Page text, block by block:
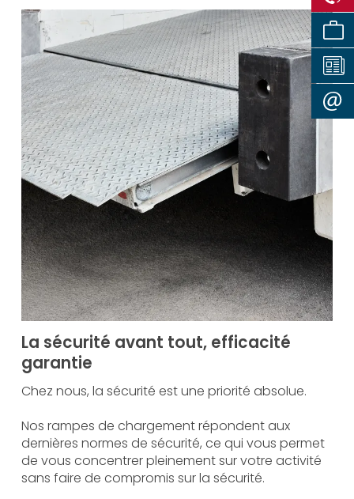
La sécurité avant tout, efficacité
garantie
Chez nous, la sécurité est une priorité absolue.
Nos rampes de chargement répondent aux
dernières normes de sécurité, ce qui vous permet
de vous concentrer pleinement sur votre activité
sans faire de compromis sur la sécurité.